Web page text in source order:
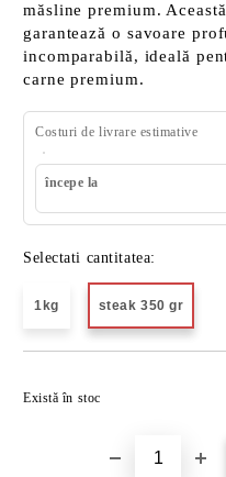
măsline premium.
garantează o savoare
incomparabilă, ideală
carne premium.
Costuri de livrare estimative
începe la
Selectati cantitatea:
1kg steak 350 gr
Există în stoc